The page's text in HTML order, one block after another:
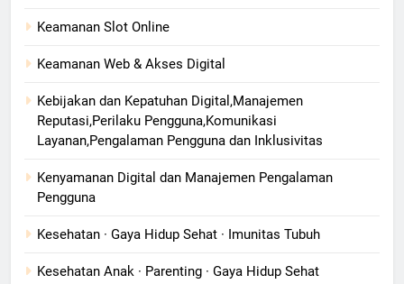
Keamanan Slot Online
Keamanan Web & Akses Digital
Kebijakan dan Kepatuhan Digital,Manajemen
Reputasi,Perilaku Pengguna,Komunikasi
Layanan,Pengalaman Pengguna dan Inklusivitas
Kenyamanan Digital dan Manajemen Pengalaman
Pengguna
Kesehatan · Gaya Hidup Sehat · Imunitas Tubuh
Kesehatan Anak · Parenting · Gaya Hidup Sehat